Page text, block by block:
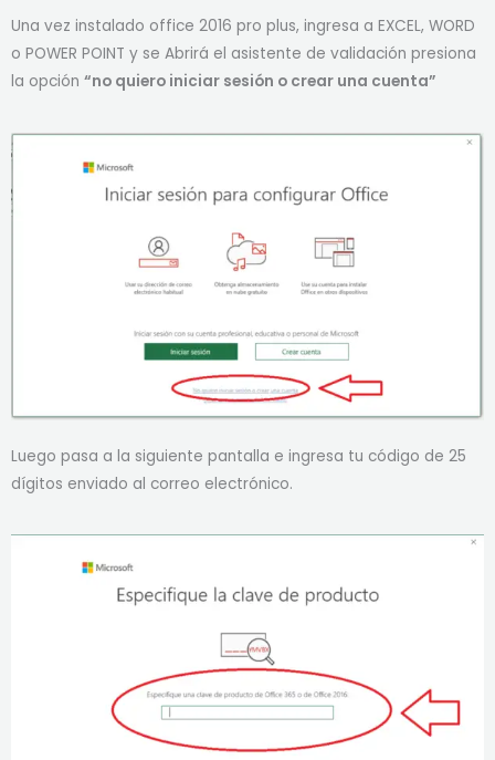
Una vez instalado office 2016 pro plus, ingresa a EXCEL, WORD
o POWER POINT y se Abrirá el asistente de validación presiona
la opción “no quiero iniciar sesión o crear una cuenta”
Luego pasa a la siguiente pantalla e ingresa tu código de 25
dígitos enviado al correo electrónico.